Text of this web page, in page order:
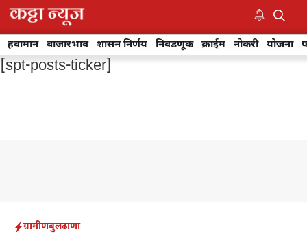
Skip
content
हवामान बाजारभाव शासन निर्णय निवडणूक क्राईम नोकरी योजना
[spt-posts-ticker]
ग्रामीणबुलढाणा